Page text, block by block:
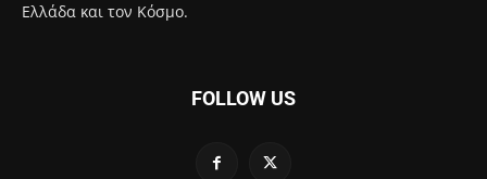
Ελλάδα και τον Κόσμο.
FOLLOW US